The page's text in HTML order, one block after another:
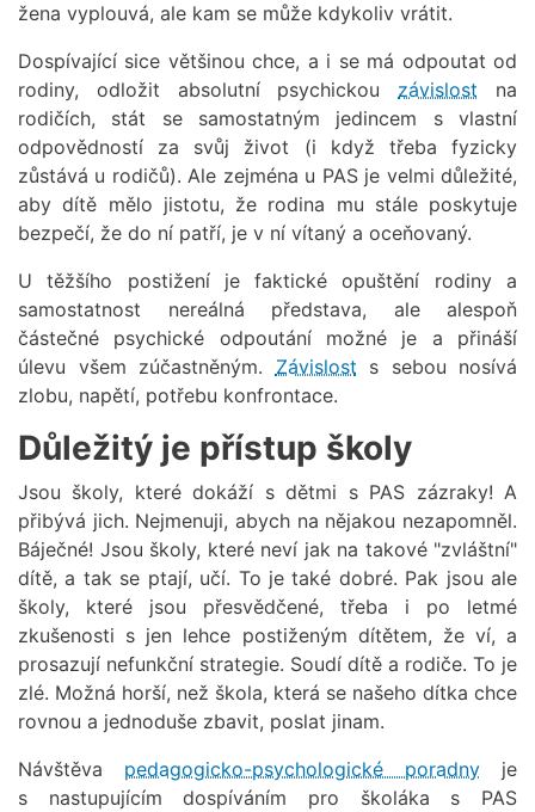
žena vyplouvá, ale kam se může kdykoliv vrátit.
Dospívající sice většinou chce, a i se má odpoutat od
rodiny, odložit absolutní psychickou závislost na
rodičích, stát se samostatným jedincem s vlastní
odpovědností za svůj život (i když třeba fyzicky
zůstává u rodičů). Ale zejména u PAS je velmi důležité,
aby dítě mělo jistotu, že rodina mu stále poskytuje
bezpečí, že do ní patří, je v ní vítaný a oceňovaný.
U těžšího postižení je faktické opuštění rodiny a
samostatnost nereálná představa, ale alespoň
částečné psychické odpoutání možné je a přináší
úlevu všem zúčastněným. Závislost s sebou nosívá
zlobu, napětí, potřebu konfrontace.
Důležitý je přístup školy
Jsou školy, které dokáží s dětmi s PAS zázraky! A
přibývá jich. Nejmenuji, abych na nějakou nezapomněl.
Báječné! Jsou školy, které neví jak na takové "zvláštní"
dítě, a tak se ptají, učí. To je také dobré. Pak jsou ale
školy, které jsou přesvědčené, třeba i po letmé
zkušenosti s jen lehce postiženým dítětem, že ví, a
prosazují nefunkční strategie. Soudí dítě a rodiče. To je
zlé. Možná horší, než škola, která se našeho dítka chce
rovnou a jednoduše zbavit, poslat jinam.
Návštěva pedagogicko-psychologické poradny je
s nastupujícím dospíváním pro školáka s PAS